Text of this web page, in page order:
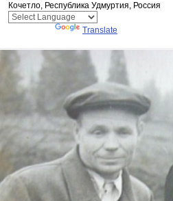
Кочетло, Республика Удмуртия, Россия
Translate